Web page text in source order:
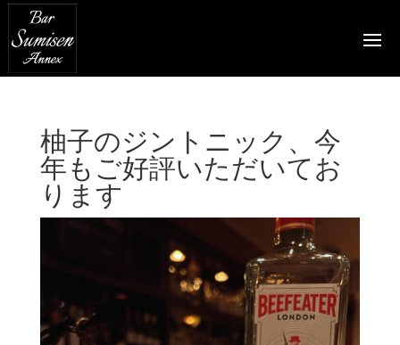
柚子のジントニック、今
年もご好評いただいてお
ります